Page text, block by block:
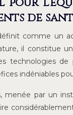
de
comme un
il constitue
technologies
indéniables
menée par un